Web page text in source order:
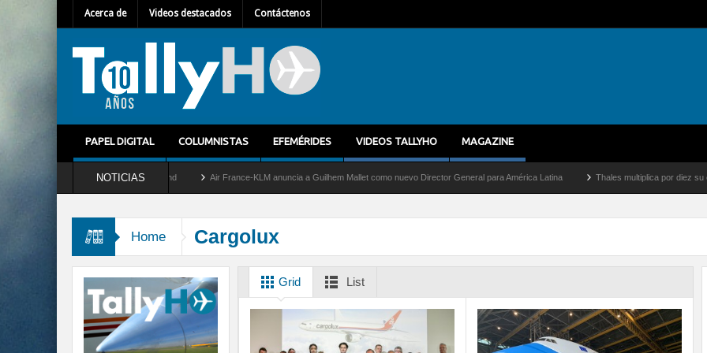
Acerca de Videos destacados Contáctenos
PAPEL DIGITAL COLUMNISTAS EFEMÉRIDES VIDEOS TALLYHO MAGAZINE
NOTICIAS
del servicio al C-2 Greyhound Air France-KLM anuncia a Guilhem Mallet como nuevo Director General para América Latina Thales multiplica por diez su
Home Cargolux
Grid List